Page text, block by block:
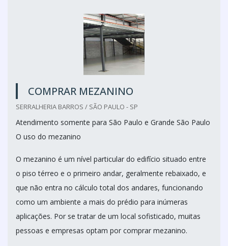
COMPRAR MEZANINO
SERRALHERIA BARROS / SÃO PAULO - SP
Atendimento somente para São Paulo e Grande São Paulo
O uso do mezanino
O mezanino é um nível particular do edifício situado entre
o piso térreo e o primeiro andar, geralmente rebaixado, e
que não entra no cálculo total dos andares, funcionando
como um ambiente a mais do prédio para inúmeras
aplicações. Por se tratar de um local sofisticado, muitas
pessoas e empresas optam por comprar mezanino.